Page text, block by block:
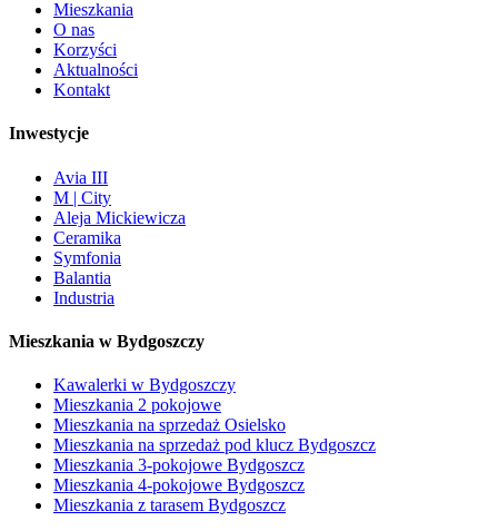
Mieszkania
O nas
Korzyści
Aktualności
Kontakt
Inwestycje
Avia III
M | City
Aleja Mickiewicza
Ceramika
Symfonia
Balantia
Industria
Mieszkania w Bydgoszczy
Kawalerki w Bydgoszczy
Mieszkania 2 pokojowe
Mieszkania na sprzedaż Osielsko
Mieszkania na sprzedaż pod klucz Bydgoszcz
Mieszkania 3-pokojowe Bydgoszcz
Mieszkania 4-pokojowe Bydgoszcz
Mieszkania z tarasem Bydgoszcz